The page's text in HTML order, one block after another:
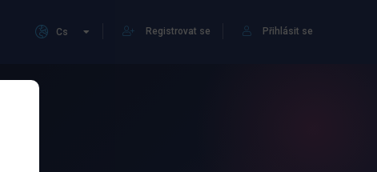
Přihlásit se
Registrovat se
Cs